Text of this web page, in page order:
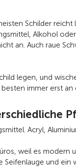
Schilder reicht
Alkohol
an. Auch raue
legen, und
immer erst
Acryl,
weil es modern
und ein